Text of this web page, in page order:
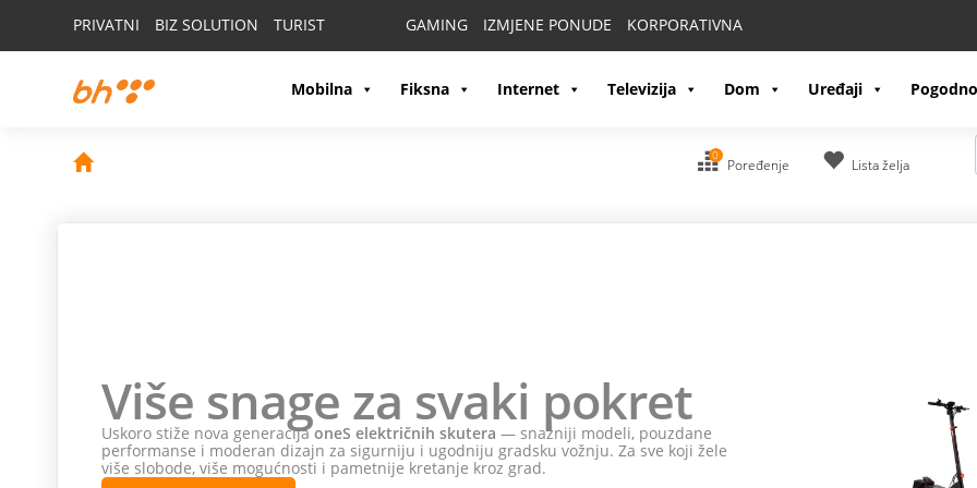
PRIVATNI BIZ SOLUTION TURIST GAMING IZMJENE PONUDE KORPORATIVNA
Mobilna Fiksna Internet Televizija Dom Uređaji
0
Poređenje Lista želja
Više snage za svaki pokret
Uskoro stiže nova generacijaoneS električnih skutera — snažniji modeli, pouzdane
performanse i moderan dizajn za sigurniju i ugodniju gradsku vožnju. Za sve koji žele
više slobode, više mogućnosti i pametnije kretanje kroz grad.